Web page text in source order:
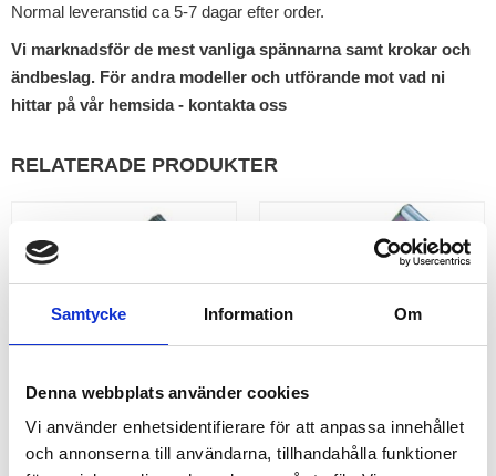
Samtycke Information Om
Denna webbplats använder cookies
Vi använder enhetsidentifierare för att anpassa innehållet
och annonserna till användarna, tillhandahålla funktioner
Normal leveranstid ca 5-7 dagar efter order.
Vi marknadsför de mest vanliga spännarna samt krokar och
ändbeslag. För andra modeller och utförande mot vad ni
hittar på vår hemsida - kontakta oss
RELATERADE PRODUKTER
SPÄNNARE 50 MM 5 TON SPÄNNARE 75 MM 10 TON